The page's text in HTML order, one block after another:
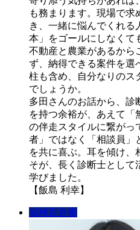
も務まります。現場で求
き、一緒に悩んでくれる
本」をゴールにしなくて
不動産と農業があるから
ず、納得できる案件を選
柱も含め、自分なりのス
でしょうか。
多田さんのお話から、診
を持つ余裕が、あえて「
の伴走スタイルに繋がっ
者」ではなく「相談員」
を共に喜ぶ。耳を傾け、
そが、長く診断士として
学びました。
【飯島 利幸】
岩崎百合香